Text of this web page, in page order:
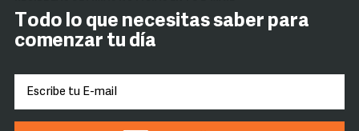
Todo lo que necesitas saber para
comenzar tu día